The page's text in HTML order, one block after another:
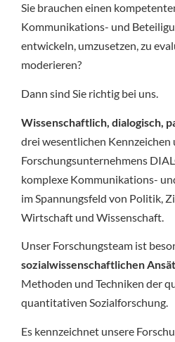
Sie brauchen einen
Kommunikations- und
entwickeln, umzusetzen, zu
moderieren?
Dann sind Sie richtig bei uns.
Wissenschaftlich, dialogisch,
drei wesentlichen Kennzeichen
Forschungsunternehmens
komplexe Kommunikations-
im Spannungsfeld von Politik,
Wirtschaft und Wissenschaft.
Unser Forschungsteam ist
sozialwissenschaftlichen
Methoden und Techniken der
quantitativen Sozialforschung.
Es kennzeichnet unsere